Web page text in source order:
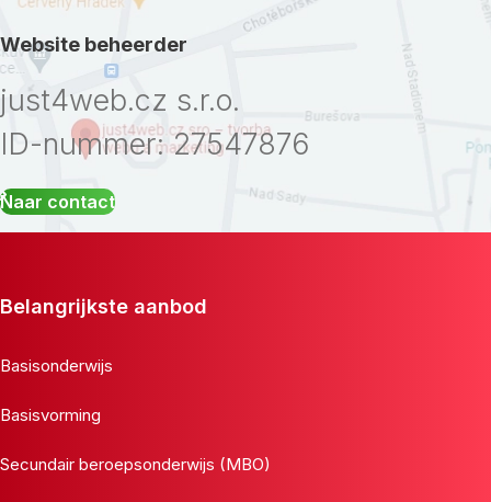
Website beheerder
just4web.cz s.r.o.
ID-nummer: 27547876
Naar contact
Belangrijkste aanbod
Basisonderwijs
Basisvorming
Secundair beroepsonderwijs (MBO)